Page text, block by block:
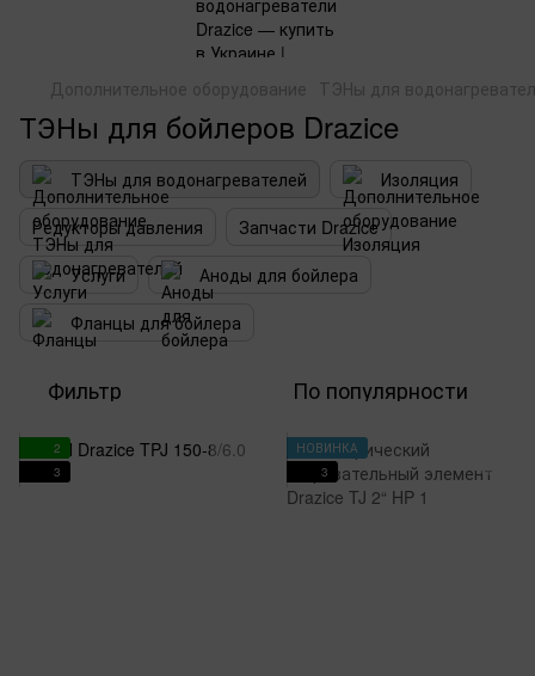
Дополнительное оборудование ТЭНы для
ТЭНы для бойлеров Drazice
ТЭНы для водонагревателей
Изоляция
Редукторы давления
Запчасти Drazice
Услуги
Аноды для бойлера
Фланцы для бойлера
Фильтр По популярности
2
3
НОВИНКА
3